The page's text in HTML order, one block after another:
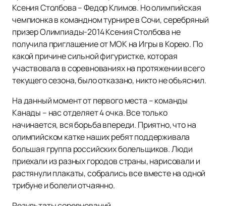
Ксения Столбова – Федор Климов. Но олимпийская
чемпионка в командном турнире в Сочи, серебряный
призер Олимпиады-2014 Ксения Столбова не
получила приглашение от МОК на Игры в Корею. По
какой причине сильной фигуристке, которая
участвовала в соревнованиях на протяжении всего
текущего сезона, было отказано, никто не объяснил.
На данный момент от первого места – команды
Канады – нас отделяет 4 очка. Все только
начинается, вся борьба впереди. Приятно, что на
олимпийском катке наших ребят поддерживала
большая группа российских болельщиков. Люди
приехали из разных городов страны, нарисовали и
растянули плакаты, собрались все вместе на одной
трибуне и болели отчаянно.